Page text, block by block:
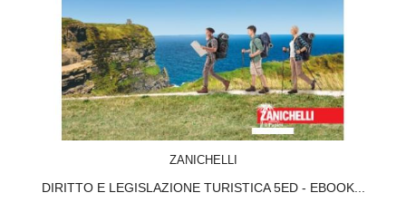
ZANICHELLI
DIRITTO E LEGISLAZIONE TURISTICA 5ED - EBOOK...